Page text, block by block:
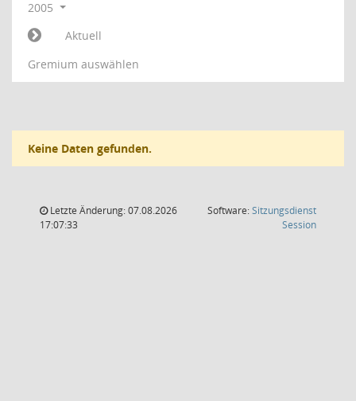
2005
Aktuell
Gremium auswählen
Keine Daten gefunden.
Letzte Änderung: 07.08.2026
17:07:33
Software:Sitzungsdienst
Session(Wird in